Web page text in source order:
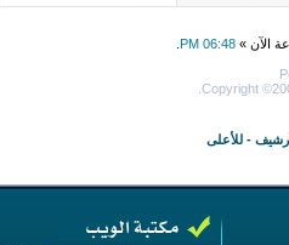
الآن » 06:48 PM
Copyright
- للأعلى